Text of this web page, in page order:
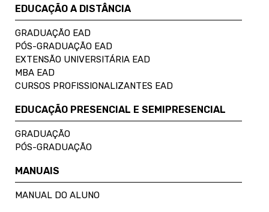
EDUCAÇÃO A DISTÂNCIA
GRADUAÇÃO EAD
PÓS-GRADUAÇÃO EAD
EXTENSÃO UNIVERSITÁRIA EAD
MBA EAD
CURSOS PROFISSIONALIZANTES EAD
EDUCAÇÃO PRESENCIAL E SEMIPRESENCIAL
GRADUAÇÃO
PÓS-GRADUAÇÃO
MANUAIS
MANUAL DO ALUNO